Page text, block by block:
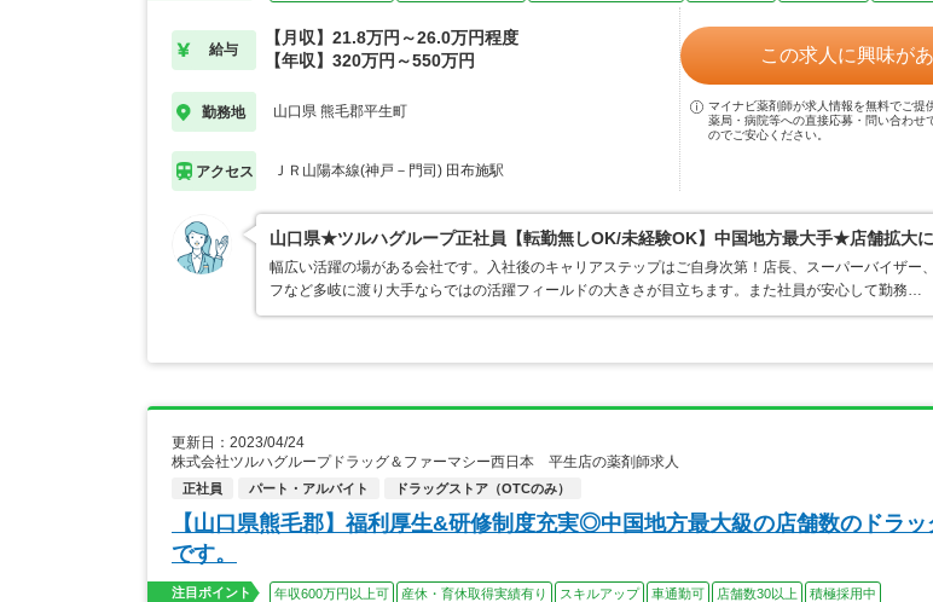
給与
【月収】21.8万円～26.0万円程度
【年収】320万円～550万円
勤務地 山口県 熊毛郡平生町
アクセス ＪＲ山陽本線(神戸－門司) 田布施駅
この求人に興味が
マイナビ薬剤師が求人情報を無料でご提
薬局・病院等への直接応募・問い合わせ
のでご安心ください。
山口県★ツルハグループ正社員【転勤無しOK/未経験OK】中国地方最大手★店舗拡大
幅広い活躍の場がある会社です。入社後のキャリアステップはご自身次第！店長、スーパーバイザー
フなど多岐に渡り大手ならではの活躍フィールドの大きさが目立ちます。また社員が安心して勤務…
更新日：2023/04/24
株式会社ツルハグループドラッグ＆ファーマシー西日本 平生店の薬剤師求人
正社員 パート・アルバイト ドラッグストア（OTCのみ）
【山口県熊毛郡】福利厚生&研修制度充実◎中国地方最大級の店舗数のドラッ
です。
注目ポイント 年収600万円以上可 産休・育休取得実績有り スキルアップ 車通勤可 店舗数30以上 積極採用中